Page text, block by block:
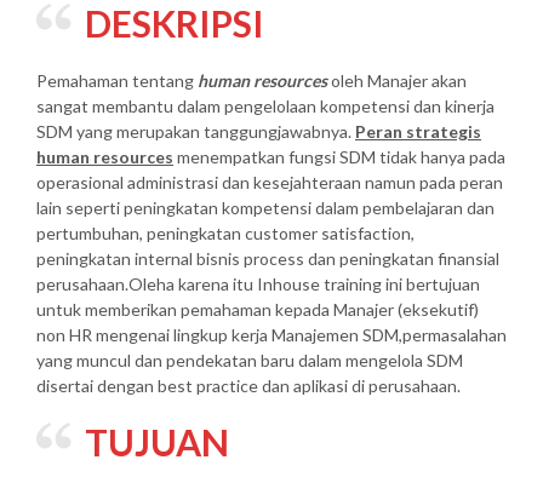
DESKRIPSI
Pemahaman tentang human resourcesoleh Manajer akan
sangat membantu dalam pengelolaan kompetensi dan kinerja
SDM yang merupakan tanggungjawabnya. Peran strategis
human resources menempatkan fungsi SDM tidak hanya pada
operasional administrasi dan kesejahteraan namun pada peran
lain seperti peningkatan kompetensi dalam pembelajaran dan
pertumbuhan, peningkatan customer satisfaction,
peningkatan internal bisnis process dan peningkatan finansial
perusahaan.Oleha karena itu Inhouse training ini bertujuan
untuk memberikan pemahaman kepada Manajer (eksekutif)
non HR mengenai lingkup kerja Manajemen SDM,permasalahan
yang muncul dan pendekatan baru dalam mengelola SDM
disertai dengan best practice dan aplikasi di perusahaan.
TUJUAN